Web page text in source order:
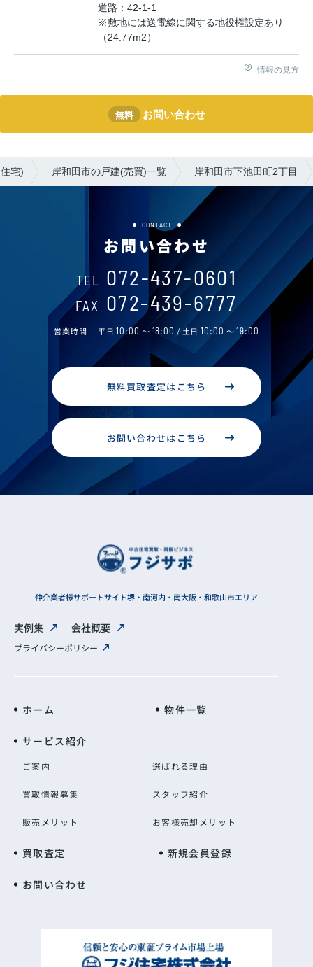
道路：42-1-1
※敷地には送電線に関する地役権設定あり
（24.77m2）
情報の見方
無料 お問い合わせ
宅) 岸和田市の戸建(売買)一覧 岸和田市下池田町2丁目
CONTACT
お問い合わせ
TEL 072-437-0601
FAX 072-439-6777
営業時間 平日10:00 ～ 18:00 / 土日10:00 ～19:00
無料買取査定はこちら
お問い合わせはこちら
仲介業者様サポートサイト堺・南河内・南大阪・和歌山市エリア
実例集 会社概要
プライバシーポリシー
ホーム 物件一覧
サービス紹介
ご案内 選ばれる理由
買取情報募集 スタッフ紹介
販売メリット お客様売却メリット
買取査定 新規会員登録
お問い合わせ